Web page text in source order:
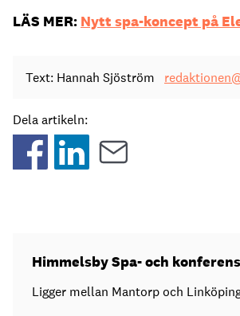
LÄS MER: Nytt spa-koncept på
Text: Hannah Sjöström
Dela artikeln:
Himmelsby Spa- och
Ligger mellan Mantorp och